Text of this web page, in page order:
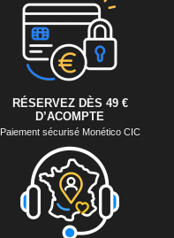
RÉSERVEZ DÈS 49 €
D’ACOMPTE
Paiement sécurisé Monético CIC